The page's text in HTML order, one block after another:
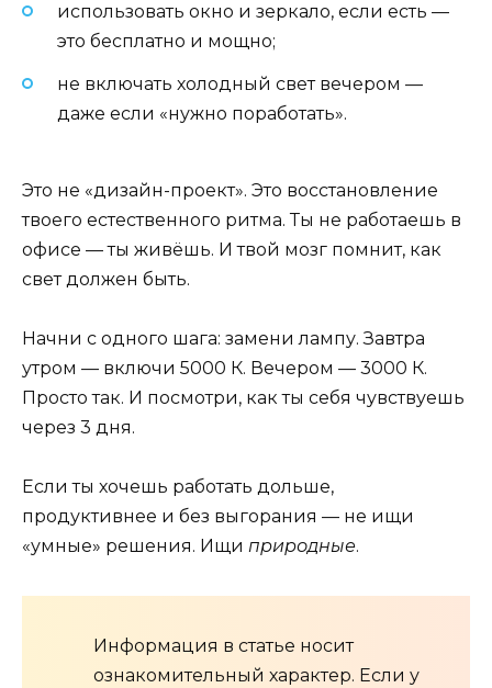
использовать окно и зеркало, если есть —
это бесплатно и мощно;
не включать холодный свет вечером —
даже если «нужно поработать».
Это не «дизайн-проект». Это восстановление
твоего естественного ритма. Ты не работаешь в
офисе — ты живёшь. И твой мозг помнит, как
свет должен быть.
Начни с одного шага: замени лампу. Завтра
утром — включи 5000 К. Вечером — 3000 К.
Просто так. И посмотри, как ты себя чувствуешь
через 3 дня.
Если ты хочешь работать дольше,
продуктивнее и без выгорания — не ищи
«умные» решения. Ищи природные.
Информация в статье носит
ознакомительный характер. Если у